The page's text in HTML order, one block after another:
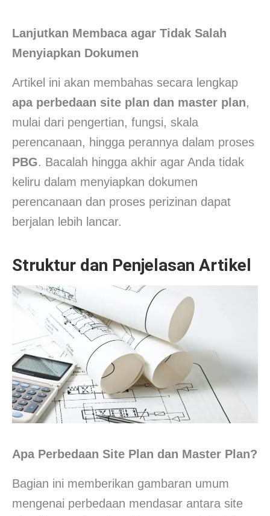
Lanjutkan Membaca agar Tidak Salah
Menyiapkan Dokumen
Artikel ini akan membahas secara lengkap
apa perbedaan site plan dan master plan,
mulai dari pengertian, fungsi, skala
perencanaan, hingga perannya dalam proses
PBG. Bacalah hingga akhir agar Anda tidak
keliru dalam menyiapkan dokumen
perencanaan dan proses perizinan dapat
berjalan lebih lancar.
Struktur dan Penjelasan Artikel
Apa Perbedaan Site Plan dan Master Plan?
Bagian ini memberikan gambaran umum
mengenai perbedaan mendasar antara site